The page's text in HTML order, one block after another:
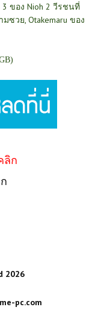
ของ Nioh 2 วีรชนที่
ซวย, Otakemaru ของ
ลิก
2026
pc.com